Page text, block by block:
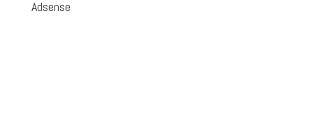
Adsense